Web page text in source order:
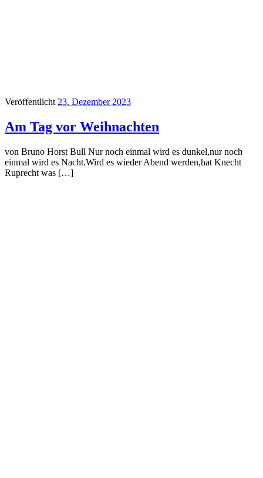
Veröffentlicht23. Dezember 2023
Am Tag vor Weihnachten
von Bruno Horst Bull Nur noch einmal wird es dunkel,nur noch
einmal wird es Nacht.Wird es wieder Abend werden,hat Knecht
Ruprecht was […]